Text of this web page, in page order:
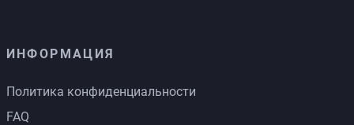
ИНФОРМАЦИЯ
Политика конфиденциальности
FAQ